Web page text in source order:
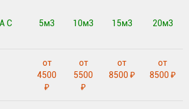
С
5м3 10м3 15м3 20м3
от
4500
₽
от
5500
₽
от
8500 ₽
от
8500 ₽